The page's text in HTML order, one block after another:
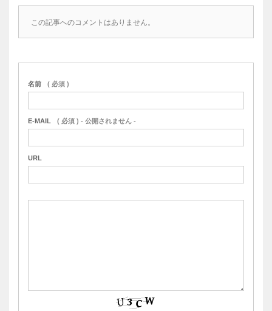
この記事へのコメントはありません。
名前 ( 必須 )
E-MAIL ( 必須 ) - 公開されません -
URL